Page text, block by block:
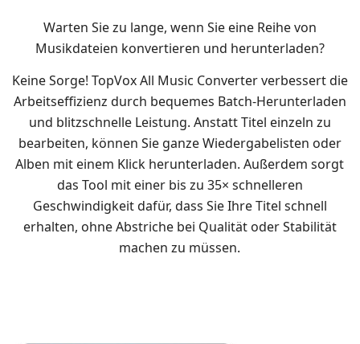
Warten Sie zu lange, wenn Sie eine Reihe von
Musikdateien konvertieren und herunterladen?
Keine Sorge! TopVox All Music Converter verbessert die
Arbeitseffizienz durch bequemes Batch-Herunterladen
und blitzschnelle Leistung. Anstatt Titel einzeln zu
bearbeiten, können Sie ganze Wiedergabelisten oder
Alben mit einem Klick herunterladen. Außerdem sorgt
das Tool mit einer bis zu 35× schnelleren
Geschwindigkeit dafür, dass Sie Ihre Titel schnell
erhalten, ohne Abstriche bei Qualität oder Stabilität
machen zu müssen.